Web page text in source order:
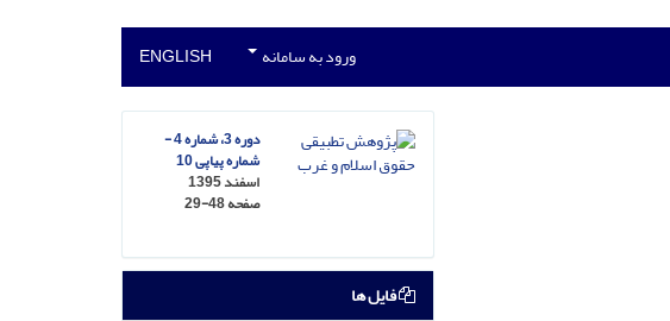
ورود به سامانه ENGLISH
دوره 3، شماره 4 -
شماره پیاپی 10
اسفند 1395
صفحه29-48
فایل ها